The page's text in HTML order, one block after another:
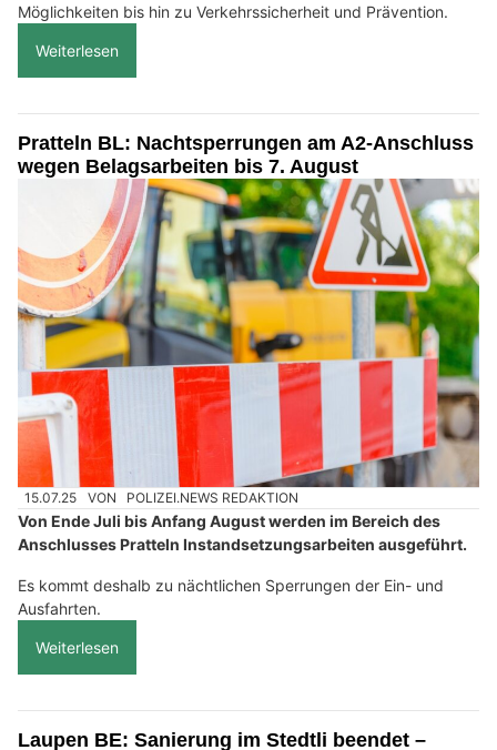
Möglichkeiten bis hin zu Verkehrssicherheit und Prävention.
Weiterlesen
Pratteln BL: Nachtsperrungen am A2-Anschluss
wegen Belagsarbeiten bis 7. August
15.07.25 VON POLIZEI.NEWS REDAKTION
Von Ende Juli bis Anfang August werden im Bereich des
Anschlusses Pratteln Instandsetzungsarbeiten ausgeführt.
Es kommt deshalb zu nächtlichen Sperrungen der Ein- und
Ausfahrten.
Weiterlesen
Laupen BE: Sanierung im Stedtli beendet –